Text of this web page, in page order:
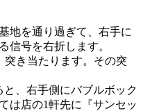
地を通り過ぎて、右手に
信号を右折します。
突き当たります。その突
、右手側にバブルボック
は店の1軒先に『サンセッ